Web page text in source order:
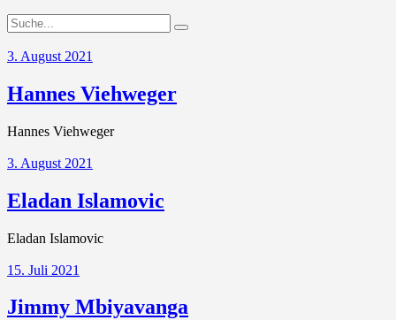
3. August 2021
Hannes Viehweger
Hannes Viehweger
3. August 2021
Eladan Islamovic
Eladan Islamovic
15. Juli 2021
Jimmy Mbiyavanga